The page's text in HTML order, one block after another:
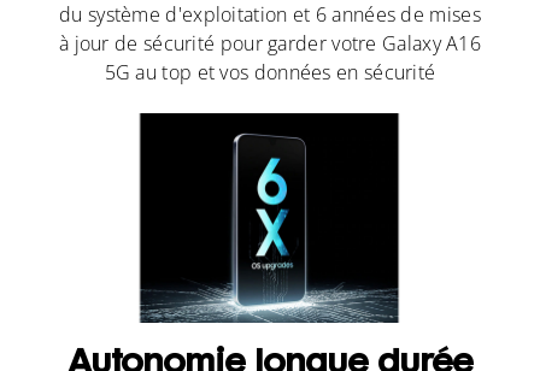
du système d'exploitation et 6 années de mises
à jour de sécurité pour garder votre Galaxy A16
5G au top et vos données en sécurité